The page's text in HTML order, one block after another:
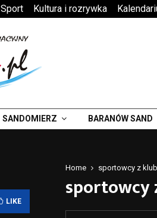
Sport Kultura i rozrywka
SANDOMIERZ BARANÓW SAND
Home sportowcy z
sportowcy
LIKE